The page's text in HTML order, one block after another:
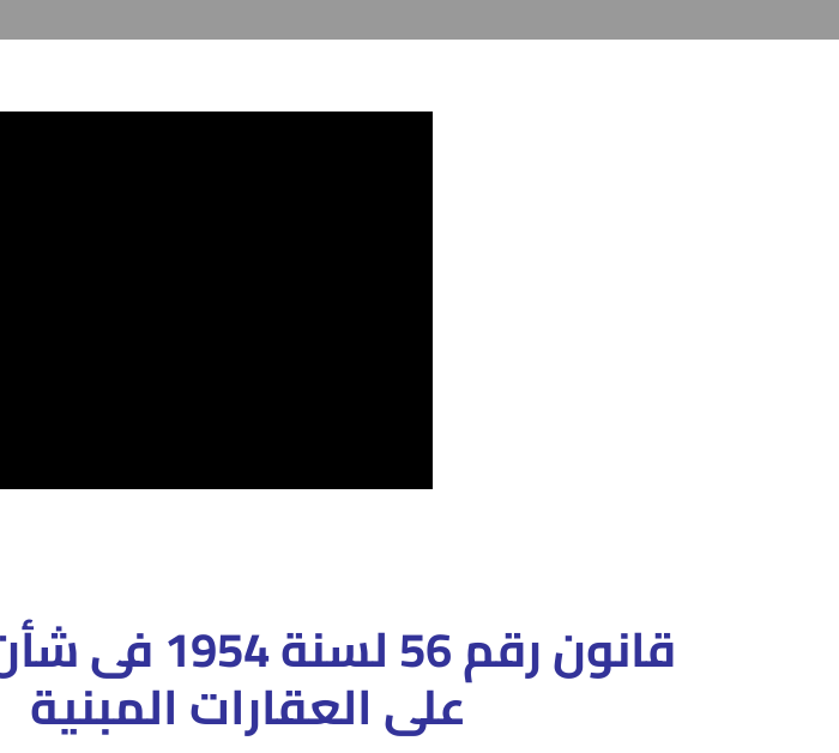
قانون رقم 56
على العقارات المبنية